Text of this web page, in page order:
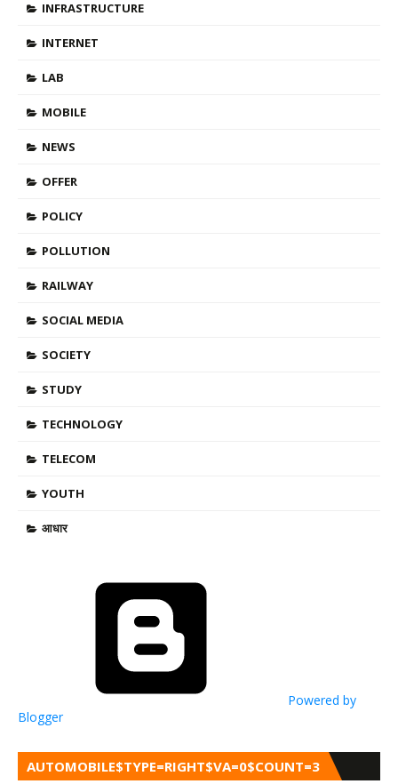
INFRASTRUCTURE
INTERNET
LAB
MOBILE
NEWS
OFFER
POLICY
POLLUTION
RAILWAY
SOCIAL MEDIA
SOCIETY
STUDY
TECHNOLOGY
TELECOM
YOUTH
आधार
Powered by
Blogger
AUTOMOBILE$TYPE=RIGHT$VA=0$COUNT=3